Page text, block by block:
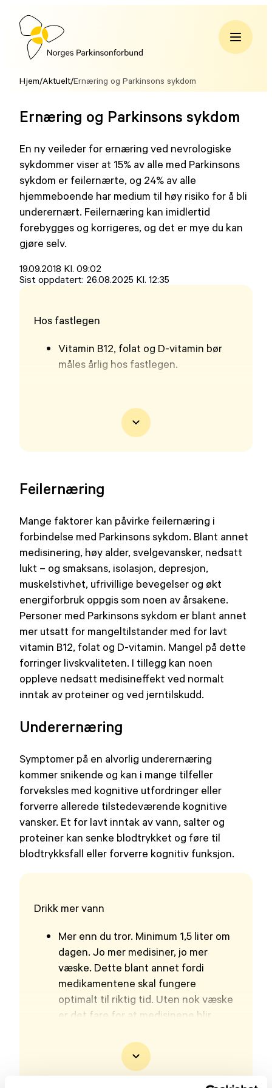
Hopp
innholdNorges
Hjem/Aktuelt/Ernæring og Parkinsons sykdom
Ernæring og Parkinsons sykdom
En ny veileder for ernæring ved nevrologiske
sykdommer viser at 15% av alle med Parkinsons
sykdom er feilernærte, og 24% av alle
hjemmeboende har medium til høy risiko for å bli
underernært. Feilernæring kan imidlertid
forebygges og korrigeres, og det er mye du kan
gjøre selv.
Lagt
ut
på
19.09.2018 Kl. 09:02
Sist oppdatert: 26.08.2025 Kl. 12:35
Hos fastlegen
Vitamin B12, folat og D-vitamin bør
måles årlig hos fastlegen.
Feilernæring
Mange faktorer kan påvirke feilernæring i
forbindelse med Parkinsons sykdom. Blant annet
medisinering, høy alder, svelgevansker, nedsatt
lukt – og smaksans, isolasjon, depresjon,
muskelstivhet, ufrivillige bevegelser og økt
energiforbruk oppgis som noen av årsakene.
Personer med Parkinsons sykdom er blant annet
mer utsatt for mangeltilstander med for lavt
vitamin B12, folat og D-vitamin. Mangel på dette
forringer livskvaliteten. I tillegg kan noen
oppleve nedsatt medisineffekt ved normalt
inntak av proteiner og ved jerntilskudd.
Underernæring
Symptomer på en alvorlig underernæring
kommer snikende og kan i mange tilfeller
forveksles med kognitive utfordringer eller
forverre allerede tilstedeværende kognitive
vansker. Et for lavt inntak av vann, salter og
proteiner kan senke blodtrykket og føre til
blodtrykksfall eller forverre kognitiv funksjon.
Drikk mer vann
Mer enn du tror. Minimum 1,5 liter om
dagen. Jo mer medisiner, jo mer
væske. Dette blant annet fordi
medikamentene skal fungere
optimalt til riktig tid. Uten nok væske
er det fare for at medisinene blir
og/eller får ustabil effekt. Samtidig er
vann viktig for blodtrykk og andre
kroppslige funksjoner.